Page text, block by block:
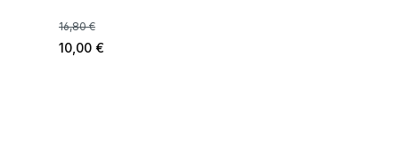
16,80 €
10,00 €